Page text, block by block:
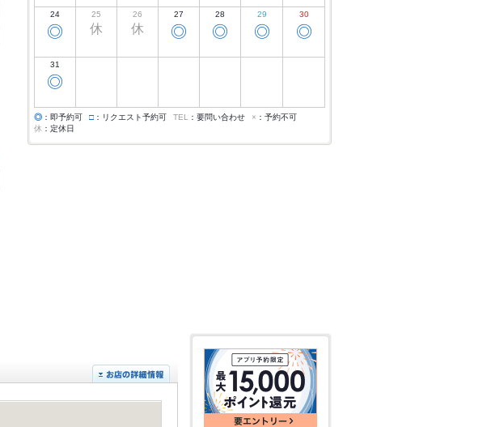
24
◎
25
休
26
休
27
◎
28
◎
29
◎
30
◎
31
◎
◎ ：即予約可 □ ：リクエスト予約可 TEL ：要問い合わせ × ：予約不可
休 ：定休日